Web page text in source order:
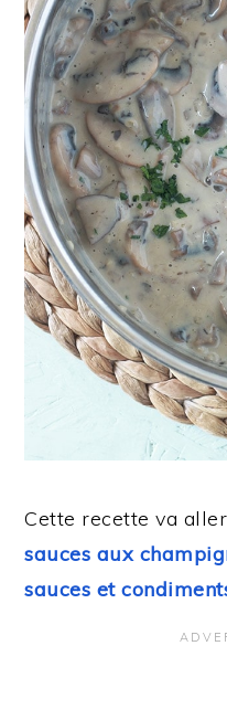
Cette recette va
sauces aux
sauces et